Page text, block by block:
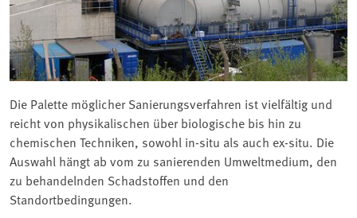
Die Palette möglicher Sanierungsverfahren ist vielfältig und
reicht von physikalischen über biologische bis hin zu
chemischen Techniken, sowohl in-situ als auch ex-situ. Die
Auswahl hängt ab vom zu sanierenden Umweltmedium, den
zu behandelnden Schadstoffen und den
Standortbedingungen.